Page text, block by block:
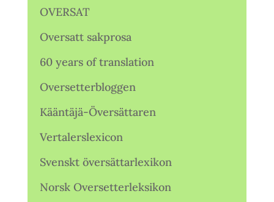
OVERSAT
Oversatt sakprosa
60 years of translation
Oversetterbloggen
Kääntäjä-Översättaren
Vertalerslexicon
Svenskt översättarlexikon
Norsk Oversetterleksikon